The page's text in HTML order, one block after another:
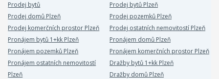
Prodej bytů
Prodej bytů Plzeň
Prodej domů Plzeň
Prodej pozemků Plzeň
Prodej komerčních prostor Plzeň
Prodej ostatních nemovitostí Plzeň
Pronájem bytů 1+kk Plzeň
Pronájem domů Plzeň
Pronájem pozemků Plzeň
Pronájem komerčních prostor Plzeň
Pronájem ostatních nemovitostí
Plzeň
Dražby bytů 1+kk Plzeň
Dražby domů Plzeň